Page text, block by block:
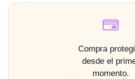
Compra
desde el
momento.